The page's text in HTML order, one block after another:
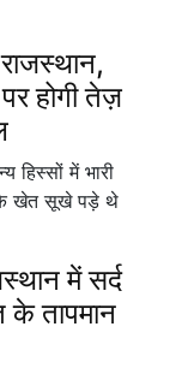
होगी तेज़
हिस्सों में भारी
के खेत सूखे पड़े थे
में सर्द
के तापमान